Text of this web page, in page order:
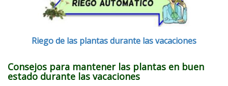
Riego de las plantas durante las vacaciones
Consejos para mantener las plantas en buen
estado durante las vacaciones